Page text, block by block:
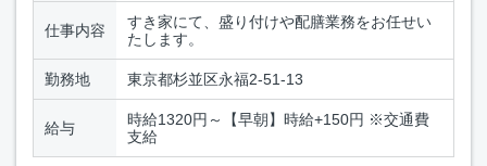
仕事内容
すき家にて、盛り付けや配膳業務をお任せい
たします。
勤務地 東京都杉並区永福2-51-13
給与
時給1320円～【早朝】時給+150円 ※交通費
支給